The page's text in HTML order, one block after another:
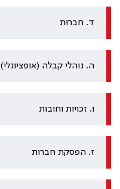
ד. חברוּת
ה. נוהלי קבלה (אופציונלי)
ו. זכויות וחובות
ז. הפסקת חברות